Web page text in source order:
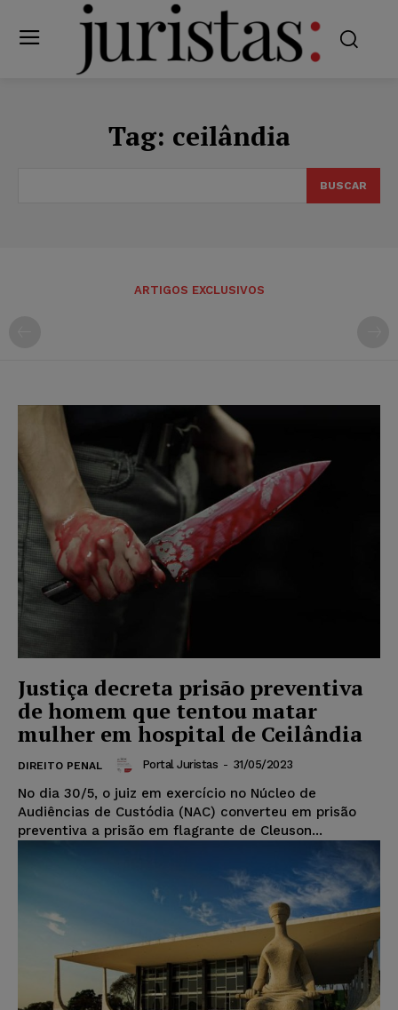
Tag: ceilândia
BUSCAR
ARTIGOS EXCLUSIVOS
Justiça decreta prisão preventiva
de homem que tentou matar
mulher em hospital de Ceilândia
DIREITO PENAL Portal Juristas - 31/05/2023
No dia 30/5, o juiz em exercício no Núcleo de
Audiências de Custódia (NAC) converteu em prisão
preventiva a prisão em flagrante de Cleuson...